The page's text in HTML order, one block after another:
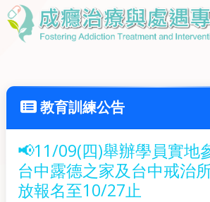
教育訓練公告
📢11/09(四)舉辦學員實地
台中露德之家及台中戒治
放報名至10/27止